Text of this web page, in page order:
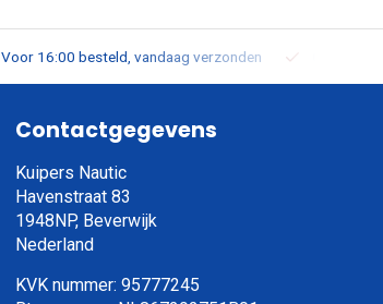
Voor 16:00 besteld, vandaag verzonden
Contactgegevens
Kuipers Nautic
Havenstraat 83
1948NP, Beverwijk
Nederland
KVK nummer: 95777245